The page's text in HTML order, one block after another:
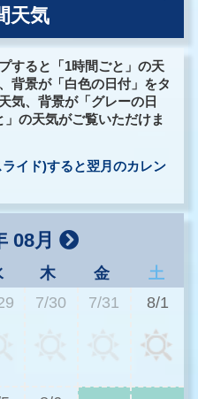
天気
すると「1時間ごと」の天
背景が「白色の日付」をタ
気、背景が「グレーの日
の天気がご覧いただけま
イド)すると翌月のカレン
08月
木 金
土
7/30 7/31 8/1